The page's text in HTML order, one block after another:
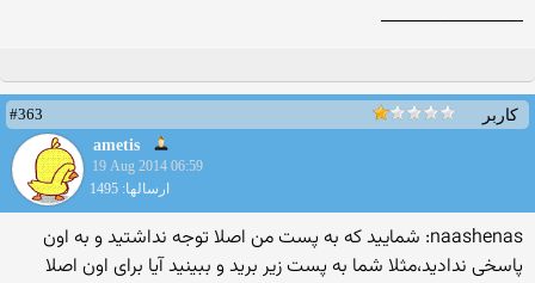
_________________
کاربر
#363
ametis
19 Aug 2014 06:59
ارسالها: 1495
naashenas: شمایید که به پست من اصلا توجه نداشتید و به اون
پاسخی ندادید،مثلا شما به پست زیر برید و ببینید آیا برای اون اصلا